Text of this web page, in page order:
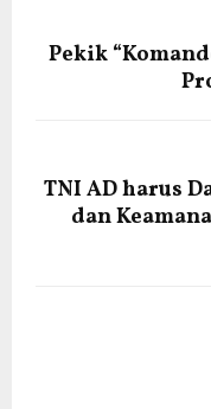
Pekik
TNI AD harus
dan